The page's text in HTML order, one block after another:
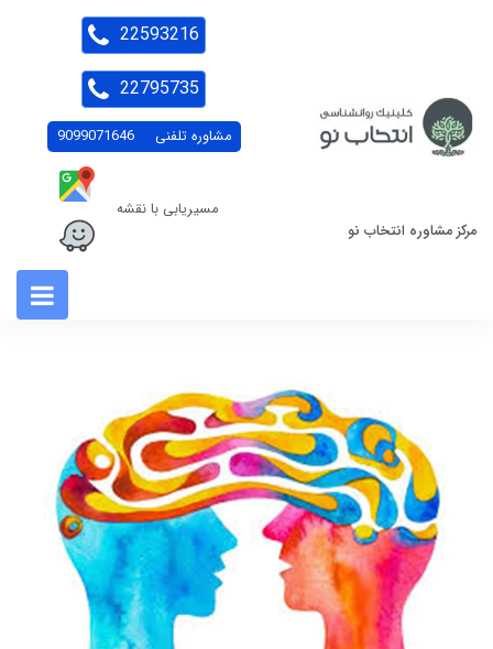
مرکز مشاوره انتخاب نو
مشاوره تلفنی 9099071646
مسیریابی با نقشه
22593216
22795735